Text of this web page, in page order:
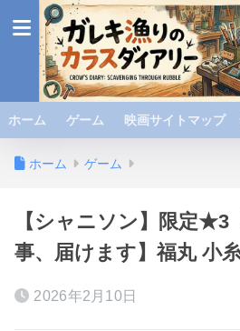
ホーム ゲーム 映画サイトマップ
ホーム ゲーム
【シャニソン】限定★3
事、届けます】福丸 小
2026年2月10日